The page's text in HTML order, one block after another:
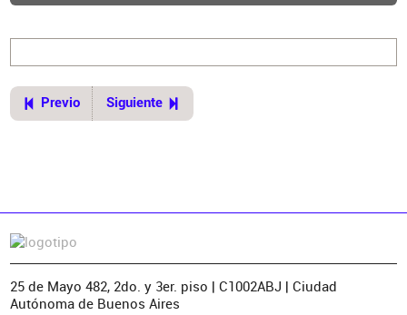
Previo Siguiente
25 de Mayo 482, 2do. y 3er. piso | C1002ABJ | Ciudad
Autónoma de Buenos Aires